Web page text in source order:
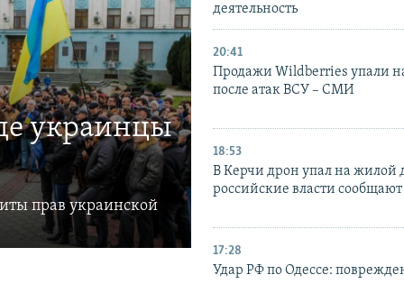
украинцы
прав украинской
деятельность
20:41
Продажи Wildberries упали
после атак ВСУ – СМИ
18:53
В Керчи дрон упал на жилой
российские власти
17:28
Удар РФ по Одессе: